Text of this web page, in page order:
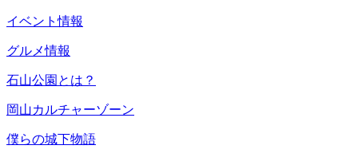
イベント情報
グルメ情報
石山公園とは？
岡山カルチャーゾーン
僕らの城下物語